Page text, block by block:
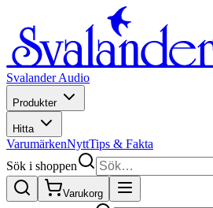
Svalander Audio
Produkter
Hitta
VarumärkenNyttTips & Fakta
Sök i shoppen
Varukorg